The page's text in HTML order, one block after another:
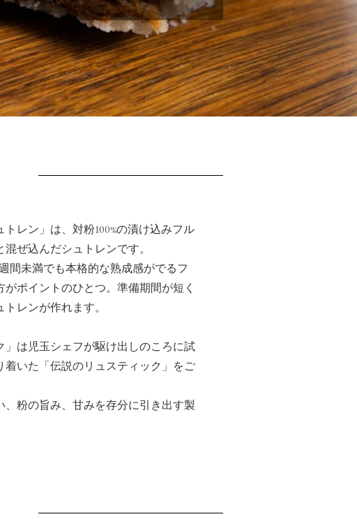
った人達
典
質問
トレン」は、対粉100%の漬け込みフル
ぜ込んだシュトレンです。
間未満でも本格的な熟成感がでるフ
ポイントのひとつ。準備期間が短く
レンが作れます。
」は児玉シェフが駆け出しのころに試
着いた「伝説のリュスティック」をご
、粉の旨み、甘みを存分に引き出す製